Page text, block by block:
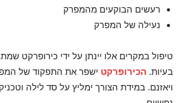
רעשים הבוקעים מהמפרק
נעילה של המפרק
טיפול במקרים אלו יינתן על ידי כירופרקט
בעיות. הכירופרקט ישפר את התפקוד של
ויאזנם. במידת הצורך ימליץ על סד לילה